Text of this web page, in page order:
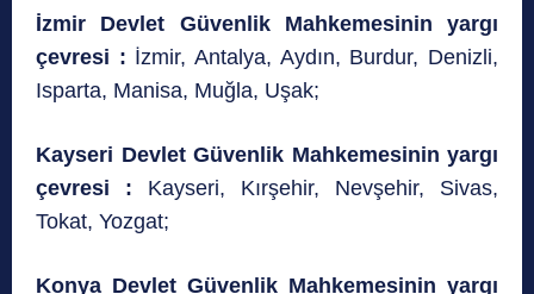
İzmir Devlet Güvenlik Mahkemesinin yargı
çevresi : İzmir, Antalya, Aydın, Burdur, Denizli,
Isparta, Manisa, Muğla, Uşak;
Kayseri Devlet Güvenlik Mahkemesinin yargı
çevresi : Kayseri, Kırşehir, Nevşehir, Sivas,
Tokat, Yozgat;
Konya Devlet Güvenlik Mahkemesinin yargı